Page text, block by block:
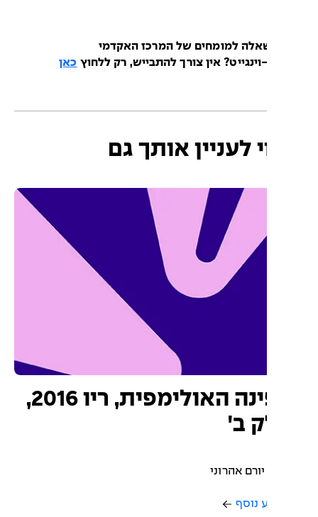
למומחים של המרכז האקדמי
וינגייט? אין צורך להתבייש, רק ללחוץ כאן
לעניין אותך גם
הפינה האולימפית, ריו 2016,
אהרוני